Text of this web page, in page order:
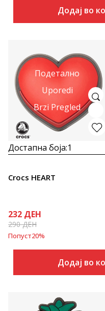
Додај во
Подетално
Uporedi
Brzi Pregled
Достапна боја:1
Crocs HEART
232 ДЕН
290ДЕН
Попуст20%
Додај во